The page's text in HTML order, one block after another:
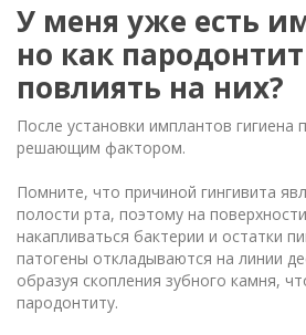
У меня уже есть
но как
повлиять на них?
После установки имплантов гигиена
решающим фактором.
Помните, что причиной гингивита
полости рта, поэтому на
накапливаться бактерии и остатки
патогены откладываются на линии
образуя скопления зубного камня,
пародонтиту.